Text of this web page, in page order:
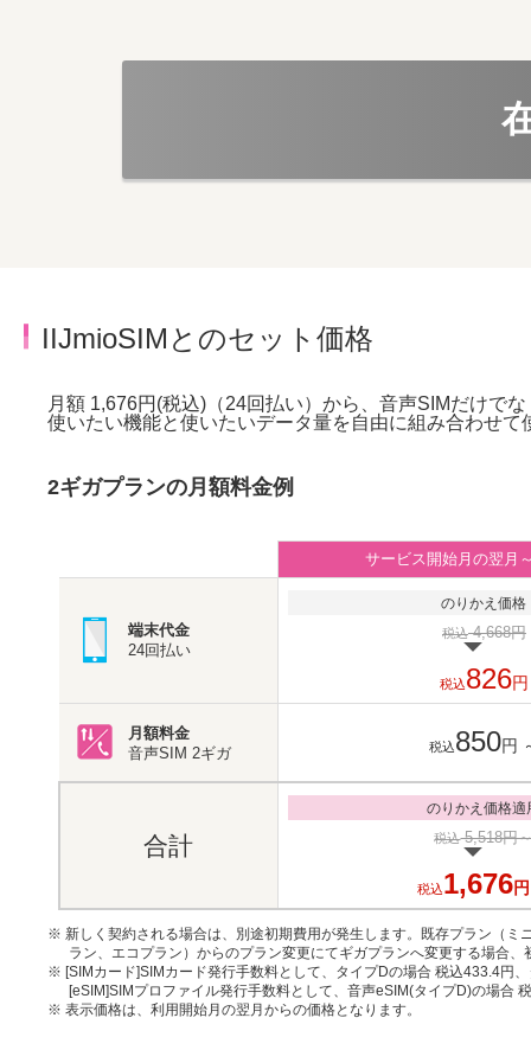
IIJmioSIMとのセット価格
月額 1,676円(税込)（24回払い）から、音声SIMだけで
使いたい機能と使いたいデータ量を自由に組み合わせて
2ギガプランの月額料金例
サービス開始月の翌月
端末代金
24回払い
のりかえ価格
税込4,668円
税込826円
月額料金
音声SIM 2ギガ 税込850円
合計
のりかえ価格適
税込5,518円
税込1,676円
※ 新しく契約される場合は、別途初期費用が発生します。既存プラン（
ラン、エコプラン）からのプラン変更にてギガプランへ変更する場合、
※ [SIMカード]SIMカード発行手数料として、タイプDの場合 税込433.4円
[eSIM]SIMプロファイル発行手数料として、音声eSIM(タイプD)の場合
※ 表示価格は、利用開始月の翌月からの価格となります。